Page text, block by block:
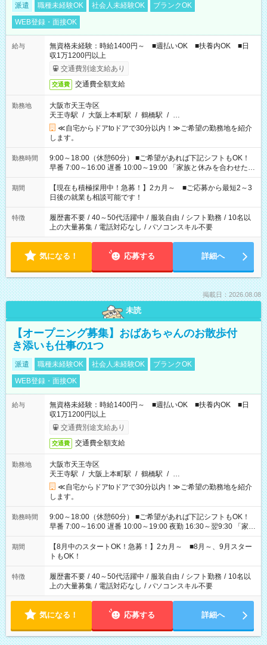
派遣 職種未経験OK 社会人未経験OK
ブランクOK
WEB登録・面接OK
給与
無資格未経験：時給1400円～ ■週払いOK ■扶養内OK ■日
収1万1200円以上
交通費別途支給あり
交通費 交通費全額支給
勤務地
大阪市天王寺区
天王寺駅 / 大阪上本町駅 / 鶴橋駅 / …
≪自宅からドアtoドアで30分以内！≫ご希望の勤務地を紹介
します。
勤務時間
9:00～18:00（休憩60分） ■ご希望があれば下記シフトもOK！
早番 7:00～16:00 遅番 10:00～19:00 「家族と休みを合わせた
い」 「余裕を持って夕飯の準備がしたい」 「できれば残業はし
たくない」 など、ご希望を教えてくださいね。 ※Wワーク希望
の方へ 今ご覧のお仕事で希望する勤務時間と、もう1つのお仕事
の勤務時間。 合計で週40時間を超える場合は応募できません。
期間
【現在も積極採用中！急募！】2カ月～ ■ご応募から最短2～3
日後の就業も相談可能です！
特徴 履歴書不要 / 40～50代活躍中 / 服装自由 / シフト勤務 / 10名以
上の大量募集 / 電話対応なし / パソコンスキル不要
気になる！ 応募する 詳細へ
掲載日：2026.08.08
未読
【オープニング募集】おばあちゃんのお散歩付
き添いも仕事の1つ
派遣 職種未経験OK 社会人未経験OK
ブランクOK
WEB登録・面接OK
給与
無資格未経験：時給1400円～ ■週払いOK ■扶養内OK ■日
収1万1200円以上
交通費別途支給あり
交通費 交通費全額支給
勤務地
大阪市天王寺区
天王寺駅 / 大阪上本町駅 / 鶴橋駅 / …
≪自宅からドアtoドアで30分以内！≫ご希望の勤務地を紹介
します。
勤務時間
9:00～18:00（休憩60分） ■ご希望があれば下記シフトもOK！
早番 7:00～16:00 遅番 10:00～19:00 夜勤 16:30～翌9:30 「家族
と休みを合わせたい」 「余裕を持って夕飯の準備がしたい」
「できれば残業はしたくない」 など、ご希望を教えてください
ね。 ※Wワーク希望の方へ 今ご覧のお仕事で希望する勤務時間
と、もう1つのお仕事の勤務時間。 合計で週40時間を超える場
合は応募できません。
期間
【8月中のスタートOK！急募！】2カ月～ ■8月～、9月スター
トもOK！
特徴 履歴書不要 / 40～50代活躍中 / 服装自由 / シフト勤務 / 10名以
上の大量募集 / 電話対応なし / パソコンスキル不要
気になる！ 応募する 詳細へ